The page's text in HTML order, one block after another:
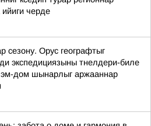
черде
сезону. Орус географтыг
экспедициязыны тнелдери-биле
дом шынарлыг аржааннар